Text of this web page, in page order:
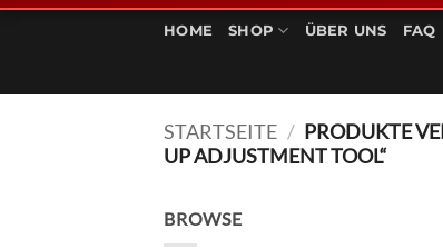
Inhalt
HOME SHOP ÜBER UNS FAQ
STARTSEITE / PRODUKTE
UP ADJUSTMENT TOOL“
BROWSE